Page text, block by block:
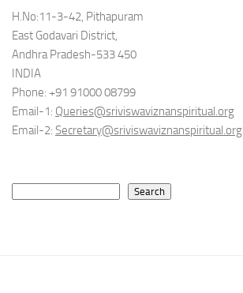
H.No:11-3-42, Pithapuram
East Godavari District,
Andhra Pradesh-533 450
INDIA
Phone: +91 91000 08799
Email-1: Queries@sriviswaviznanspiritual.org
Email-2: Secretary@sriviswaviznanspiritual.org
Search